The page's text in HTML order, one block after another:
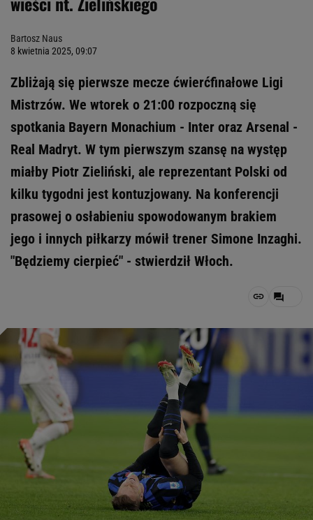
Bartosz Naus
8 kwietnia 2025, 09:07
Zbliżają się pierwsze mecze ćwierćfinałowe Ligi
Mistrzów. We wtorek o 21:00 rozpoczną się
spotkania Bayern Monachium - Inter oraz Arsenal -
Real Madryt. W tym pierwszym szansę na występ
miałby Piotr Zieliński, ale reprezentant Polski od
kilku tygodni jest kontuzjowany. Na konferencji
prasowej o osłabieniu spowodowanym brakiem
jego i innych piłkarzy mówił trener Simone Inzaghi.
"Będziemy cierpieć" - stwierdził Włoch.